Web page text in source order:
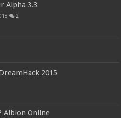
Alpha 3.3
2
2015
Albion Online